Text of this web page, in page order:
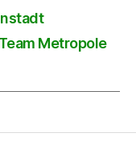
Metropole